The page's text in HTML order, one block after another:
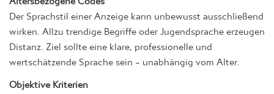
Der Sprachstil einer Anzeige kann unbewusst ausschließend
wirken. Allzu trendige Begriffe oder Jugendsprache erzeugen
Distanz. Ziel sollte eine klare, professionelle und
wertschätzende Sprache sein – unabhängig vom Alter.
Objektive Kriterien